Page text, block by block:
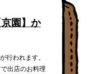
園】か
行われます。
出店のお料理